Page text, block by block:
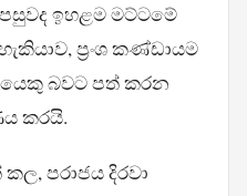
ඉහළම මට්ටමේ
ප්‍රංශ කණ්ඩායම
බවට පත් කරන
කරයි.
පරාජය දිරවා